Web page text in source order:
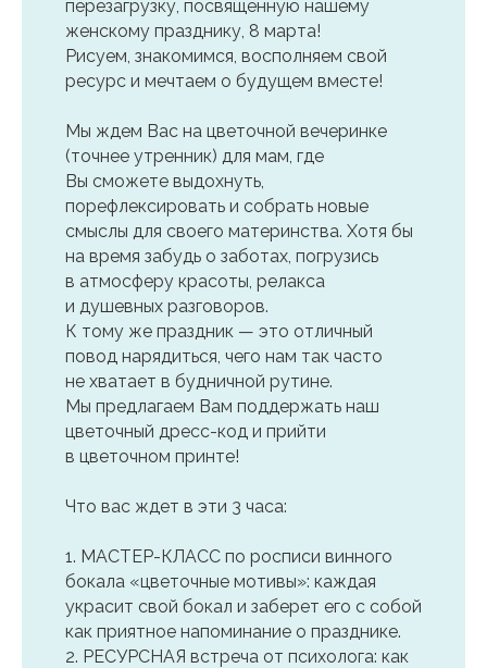
перезагрузку, посвященную нашему
женскому празднику, 8 марта!
Рисуем, знакомимся, восполняем свой
ресурс и мечтаем о будущем вместе!
Мы ждем Вас на цветочной вечеринке
(точнее утренник) для мам, где
Вы сможете выдохнуть,
порефлексировать и собрать новые
смыслы для своего материнства. Хотя бы
на время забудь о заботах, погрузись
в атмосферу красоты, релакса
и душевных разговоров.
К тому же праздник — это отличный
повод нарядиться, чего нам так часто
не хватает в будничной рутине.
Мы предлагаем Вам поддержать наш
цветочный дресс-код и прийти
в цветочном принте!
Что вас ждет в эти 3 часа:
1. МАСТЕР-КЛАСС по росписи винного
бокала «цветочные мотивы»: каждая
украсит свой бокал и заберет его с собой
как приятное напоминание о празднике.
2. РЕСУРСНАЯ встреча от психолога: как